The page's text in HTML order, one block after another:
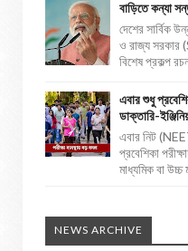
বাড়িতে কন্যা
দেশের
ও রাজ্য
বিশেষ প্রকল্প
এবার শুধু
ডাক্তারি-
এবার নিট
প্রবেশিকা
মাধ্যমিক বা উচ্চ
NEWS ARCHIVE